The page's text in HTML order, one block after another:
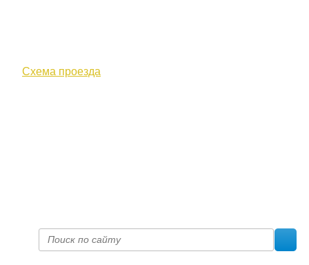
Схема проезда